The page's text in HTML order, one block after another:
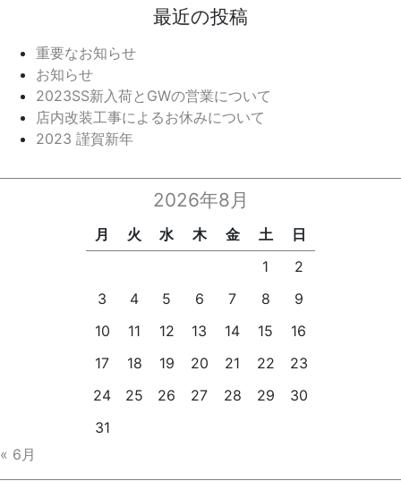
最近の投稿
重要なお知らせ
お知らせ
2023SS新入荷とGWの営業について
店内改装工事によるお休みについて
2023 謹賀新年
2026年8月
月 火 水 木 金 土
日
1
2
3
4 5 6 7 8
9
10
11 12 13 14 15
16
17
18 19 20 21 22
23
24
25 26 27 28 29
30
31
« 6月